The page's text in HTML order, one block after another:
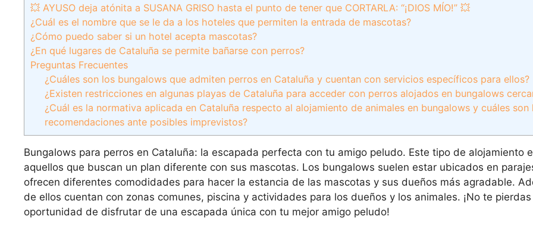
💥 AYUSO deja atónita a SUSANA GRISO hasta el punto de tener que CORTARLA: “¡DIOS MÍO!” 💥
¿Cuál es el nombre que se le da a los hoteles que permiten la entrada de mascotas?
¿Cómo puedo saber si un hotel acepta mascotas?
¿En qué lugares de Cataluña se permite bañarse con perros?
Preguntas Frecuentes
¿Cuáles son los bungalows que admiten perros en Cataluña y cuentan con servicios específicos para ellos?
¿Existen restricciones en algunas playas de Cataluña para acceder con perros alojados en bungalows
¿Cuál es la normativa aplicada en Cataluña respecto al alojamiento de animales en bungalows y cuáles son
recomendaciones ante posibles imprevistos?
Bungalows para perros en Cataluña: la escapada perfecta con tu amigo peludo. Este tipo de alojamiento
aquellos que buscan un plan diferente con sus mascotas. Los bungalows suelen estar ubicados en
ofrecen diferentes comodidades para hacer la estancia de las mascotas y sus dueños más agradable.
de ellos cuentan con zonas comunes, piscina y actividades para los dueños y los animales. ¡No te pierdas
oportunidad de disfrutar de una escapada única con tu mejor amigo peludo!